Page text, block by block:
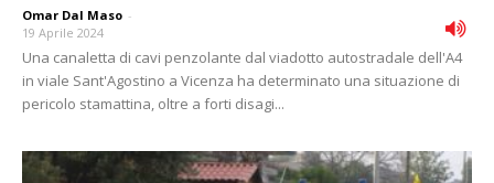
Omar Dal Maso -
19 Aprile 2024
Una canaletta di cavi penzolante dal viadotto autostradale dell'A4
in viale Sant'Agostino a Vicenza ha determinato una situazione di
pericolo stamattina, oltre a forti disagi...